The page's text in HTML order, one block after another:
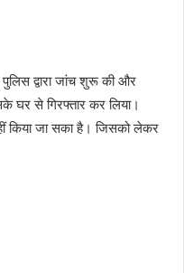
द्वारा जांच शुरू की और
घर से गिरफ्तार कर लिया।
किया जा सका है। जिसको लेकर